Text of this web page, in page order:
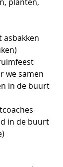
asbakken
we samen
in de buurt
in de buurt